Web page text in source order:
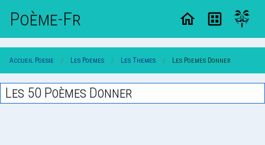
Poème-Fr
Accueil Poesie Les Poemes Les Themes Les Poemes Donner
Les 50 Poèmes Donner